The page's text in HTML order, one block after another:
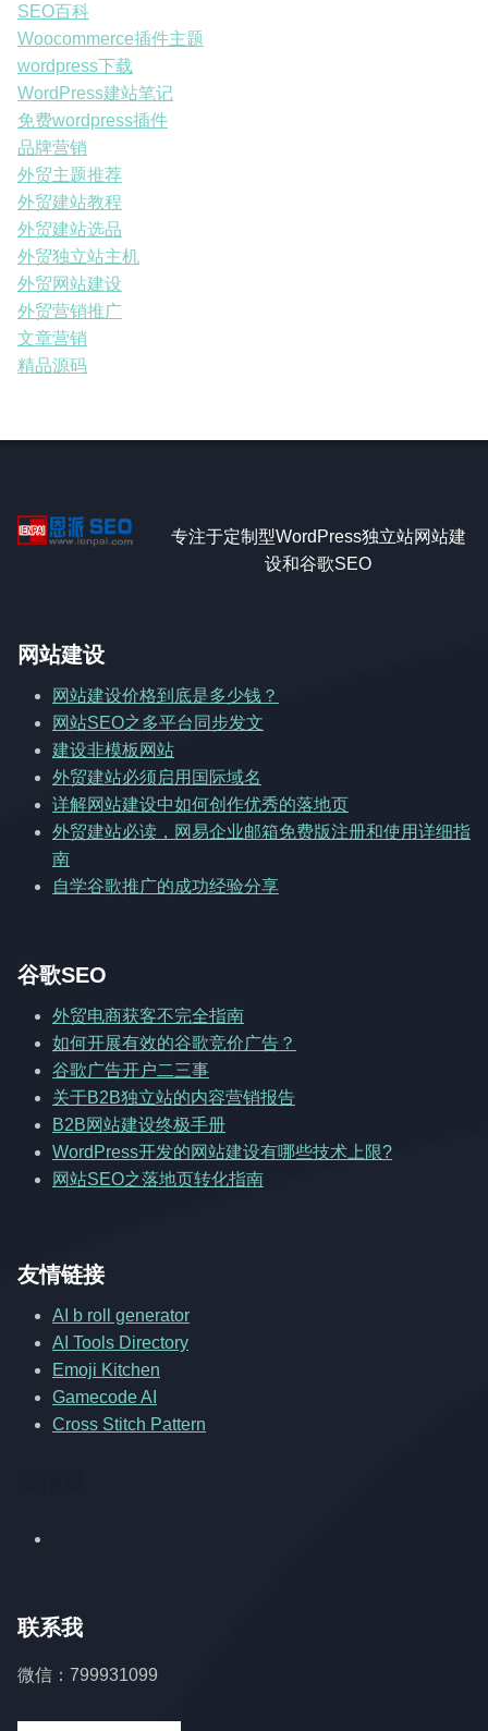
SEO百科
Woocommerce插件主题
wordpress下载
WordPress建站笔记
免费wordpress插件
品牌营销
外贸主题推荐
外贸建站教程
外贸建站选品
外贸独立站主机
外贸网站建设
外贸营销推广
文章营销
精品源码
专注于定制型WordPress独立站网站建
设和谷歌SEO
网站建设
网站建设价格到底是多少钱？
网站SEO之多平台同步发文
建设非模板网站
外贸建站必须启用国际域名
详解网站建设中如何创作优秀的落地页
外贸建站必读，网易企业邮箱免费版注册和使用详细指
南
自学谷歌推广的成功经验分享
谷歌SEO
外贸电商获客不完全指南
如何开展有效的谷歌竞价广告？
谷歌广告开户二三事
关于B2B独立站的内容营销报告
B2B网站建设终极手册
WordPress开发的网站建设有哪些技术上限?
网站SEO之落地页转化指南
友情链接
AI b roll generator
AI Tools Directory
Emoji Kitchen
Gamecode AI
Cross Stitch Pattern
联系我
微信：799931099